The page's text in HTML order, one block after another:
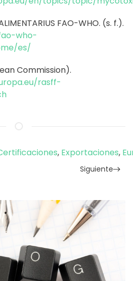
FAO-WHO. (s. f.).
who-
es/
Commission).
rasff-
, Exportaciones,
Siguiente